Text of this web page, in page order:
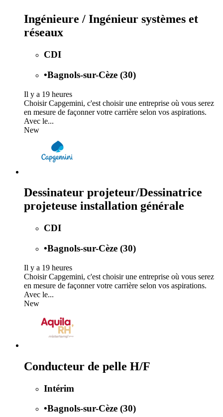
Ingénieure / Ingénieur systèmes et
réseaux
CDI
•Bagnols-sur-Cèze (30)
Il y a 19 heures
Choisir Capgemini, c'est choisir une entreprise où vous serez
en mesure de façonner votre carrière selon vos aspirations.
Avec le...
New
Dessinateur projeteur/Dessinatrice
projeteuse installation générale
CDI
•Bagnols-sur-Cèze (30)
Il y a 19 heures
Choisir Capgemini, c'est choisir une entreprise où vous serez
en mesure de façonner votre carrière selon vos aspirations.
Avec le...
New
Conducteur de pelle H/F
Intérim
•Bagnols-sur-Cèze (30)